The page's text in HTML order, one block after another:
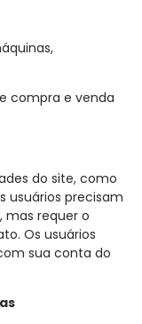
compra e venda
do site, como
usuários precisam
mas requer o
Os usuários
sua conta do